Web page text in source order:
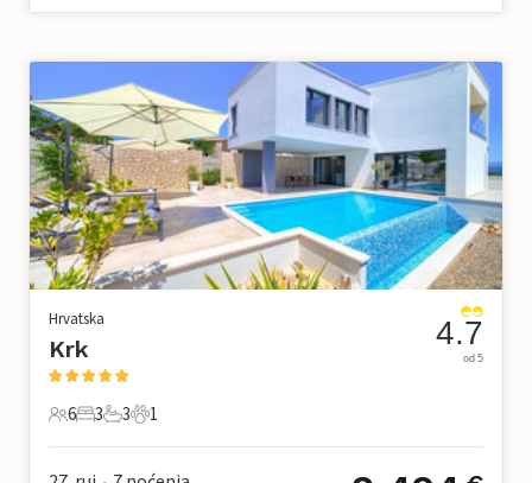
Hrvatska
Krk
6 Gosti
6
3 Spavaće sobe
3
3 Kupaonice
3
1 Kućni ljubimac
1
4.7
od 5